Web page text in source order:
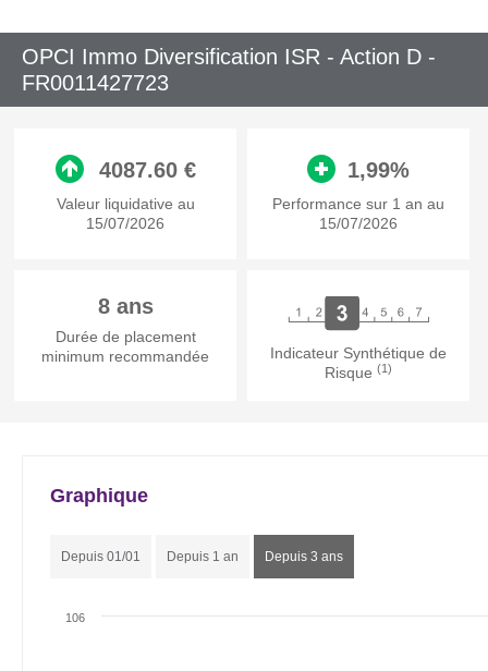
OPCI Immo Diversification ISR - Action D -
FR0011427723
4087.60 €
Valeur liquidative au
15/07/2026
1,99%
Performance sur 1 an au
15/07/2026
8 ans
Durée de placement
minimum recommandée
Indicateur Synthétique de
Risque (1)
Graphique
Depuis 01/01 Depuis 1 an Depuis 3 ans
106